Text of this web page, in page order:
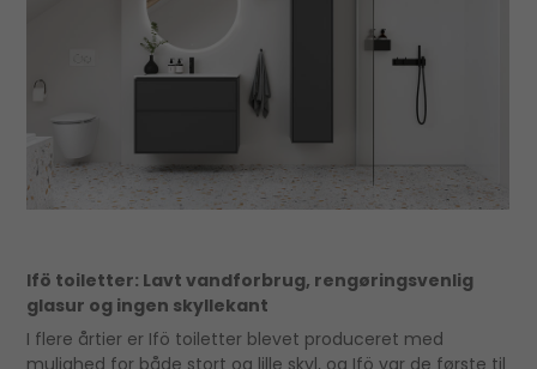
Ifö toiletter: Lavt vandforbrug, rengøringsvenlig
glasur og ingen skyllekant
I flere årtier er Ifö toiletter blevet produceret med